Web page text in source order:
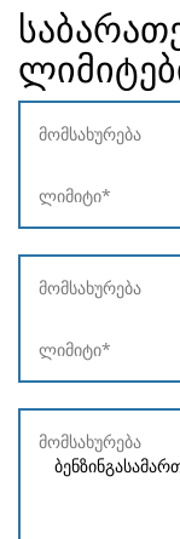
მომსახურება
ლიმიტი*